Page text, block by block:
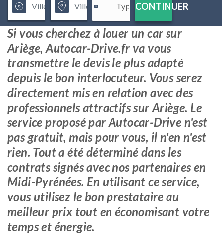
CONTINUER
Si vous cherchez à louer un car sur
Ariège, Autocar-Drive.fr va vous
transmettre le devis le plus adapté
depuis le bon interlocuteur. Vous serez
directement mis en relation avec des
professionnels attractifs sur Ariège. Le
service proposé par Autocar-Drive n'est
pas gratuit, mais pour vous, il n'en n'est
rien. Tout a été déterminé dans les
contrats signés avec nos partenaires en
Midi-Pyrénées. En utilisant ce service,
vous utilisez le bon prestataire au
meilleur prix tout en économisant votre
temps et énergie.